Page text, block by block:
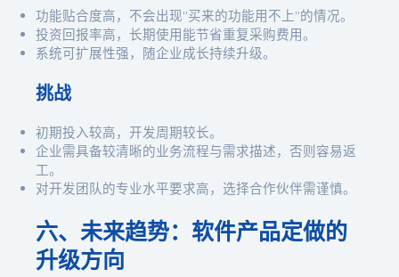
功能贴合度高，不会出现“买来的功能用不上”的情况。
投资回报率高，长期使用能节省重复采购费用。
系统可扩展性强，随企业成长持续升级。
挑战
初期投入较高，开发周期较长。
企业需具备较清晰的业务流程与需求描述，否则容易返
工。
对开发团队的专业水平要求高，选择合作伙伴需谨慎。
六、未来趋势：软件产品定做的
升级方向